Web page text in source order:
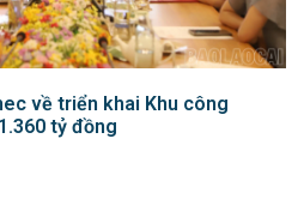
về triển khai Khu công
tỷ đồng